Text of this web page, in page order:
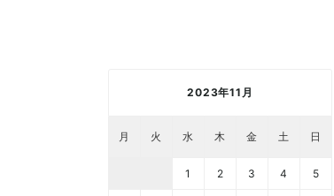
2023年11月
月 火 水 木 金 土 日
1 2 3 4 5